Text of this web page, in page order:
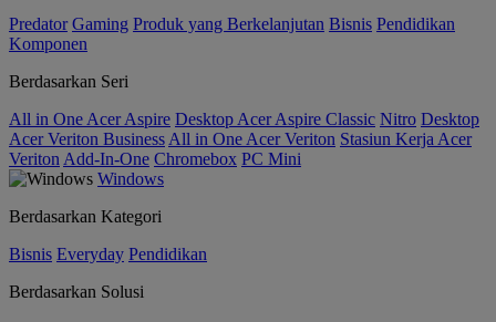
Predator Gaming Produk yang Berkelanjutan Bisnis Pendidikan
Komponen
Berdasarkan Seri
All in One Acer Aspire Desktop Acer Aspire Classic Nitro Desktop
Acer Veriton Business All in One Acer Veriton Stasiun Kerja Acer
Veriton Add-In-One Chromebox PC Mini
Windows
Berdasarkan Kategori
Bisnis Everyday Pendidikan
Berdasarkan Solusi